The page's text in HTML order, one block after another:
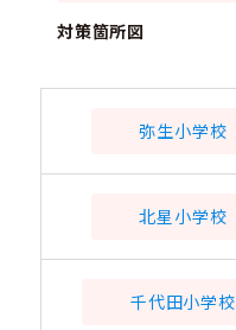
対策箇所図
弥生小学校
北星小学校
千代田小学校